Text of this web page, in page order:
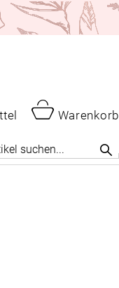
Warenkorb